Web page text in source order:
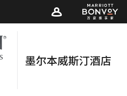
墨尔本威斯汀酒店